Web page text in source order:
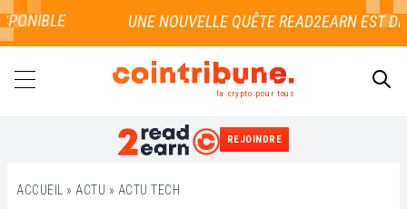
la crypto pour tous
REJOINDRE
ACCUEIL » ACTU » ACTU TECH